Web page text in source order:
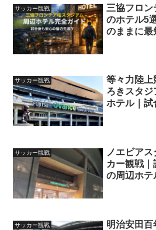
サッカー観戦
三協フロン
のホテル5
のままに最
サッカー観戦
等々力陸
ろきスタ
ホテル｜試
サッカー観戦
ノエビア
カー観戦
の周辺ホテ
サッカー観戦
明治安田百